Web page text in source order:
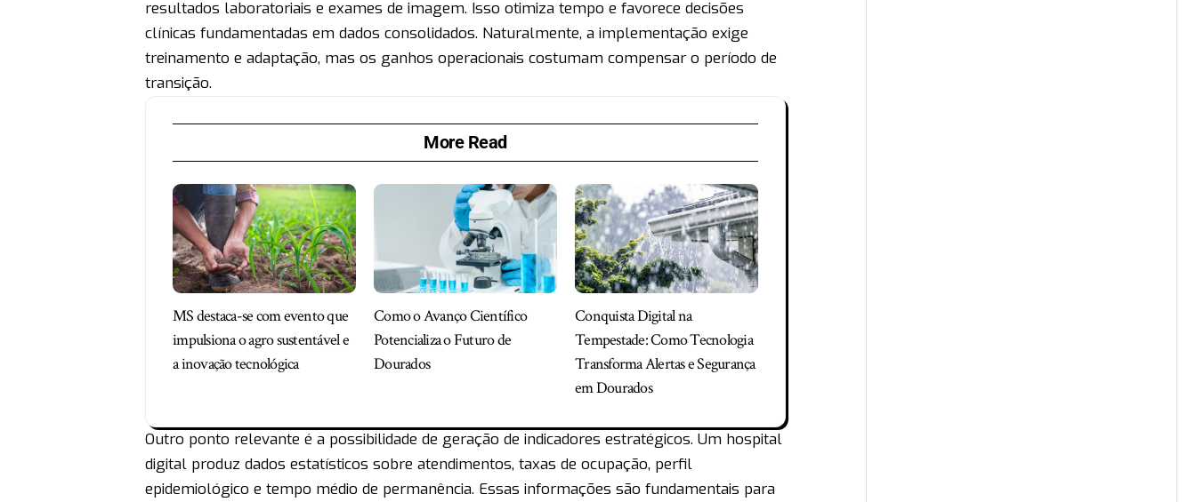
resultados laboratoriais e exames de imagem. Isso otimiza tempo e favorece decisões
clínicas fundamentadas em dados consolidados. Naturalmente, a implementação exige
treinamento e adaptação, mas os ganhos operacionais costumam compensar o período de
transição.
More Read
MS destaca-se com evento que
impulsiona o agro sustentável e
a inovação tecnológica
Como o Avanço Científico
Potencializa o Futuro de
Dourados
Conquista Digital na
Tempestade: Como Tecnologia
Transforma Alertas e Segurança
em Dourados
Outro ponto relevante é a possibilidade de geração de indicadores estratégicos. Um hospital
digital produz dados estatísticos sobre atendimentos, taxas de ocupação, perfil
epidemiológico e tempo médio de permanência. Essas informações são fundamentais para